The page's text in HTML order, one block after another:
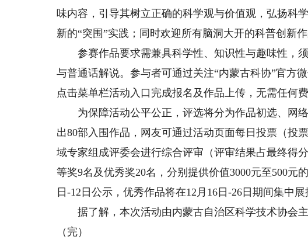
味内容，引导其树立正确的科学观与价值观，弘扬科
新的“突围”实践；同时欢迎所有脑洞大开的科普创新
参赛作品要求需兼具科学性、知识性与趣味性，
与普通话解说。参与者可通过关注“内蒙古科协”官方
点击菜单栏活动入口完成报名及作品上传，无需任何费
为保障活动公平公正，评选将分为作品初选、网
出80部入围作品，网友可通过活动页面每日投票（投
域专家组成评委会进行综合评审（评审结果占最终得
等奖9名及优秀奖20名，分别提供价值3000元至500元
日-12日公示，优秀作品将在12月16日-26日期间集中展
据了解，本次活动由内蒙古自治区科学技术协会主
（完）